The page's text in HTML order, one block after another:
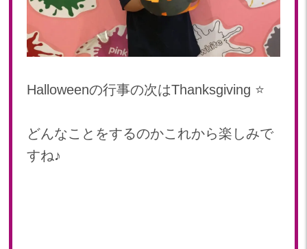
Halloweenの行事の次はThanksgiving ⭐️
どんなことをするのかこれから楽しみで
すね♪